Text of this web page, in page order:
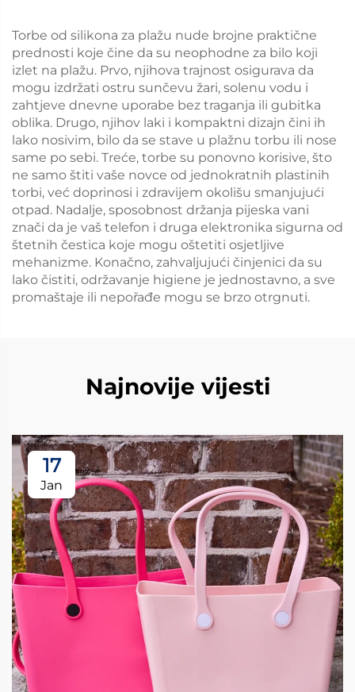
Torbe od silikona za plažu nude brojne praktične
prednosti koje čine da su neophodne za bilo koji
izlet na plažu. Prvo, njihova trajnost osigurava da
mogu izdržati ostru sunčevu žari, solenu vodu i
zahtjeve dnevne uporabe bez traganja ili gubitka
oblika. Drugo, njihov laki i kompaktni dizajn čini ih
lako nosivim, bilo da se stave u plažnu torbu ili nose
same po sebi. Treće, torbe su ponovno korisive, što
ne samo štiti vaše novce od jednokratnih plastinih
torbi, već doprinosi i zdravijem okolišu smanjujući
otpad. Nadalje, sposobnost držanja pijeska vani
znači da je vaš telefon i druga elektronika sigurna od
štetnih čestica koje mogu oštetiti osjetljive
mehanizme. Konačno, zahvaljujući činjenici da su
lako čistiti, održavanje higiene je jednostavno, a sve
promaštaje ili nepořađe mogu se brzo otrgnuti.
Najnovije vijesti
17
Jan